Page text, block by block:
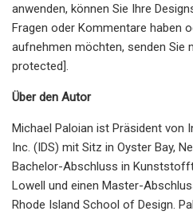
anwenden, können Sie Ihre
Fragen oder Kommentare haben
aufnehmen möchten, senden Sie
protected].
Über den Autor
Michael Paloian ist Präsident von
Inc. (IDS) mit Sitz in Oyster Bay,
Bachelor-Abschluss in
Lowell und einen Master-
Rhode Island School of Design.